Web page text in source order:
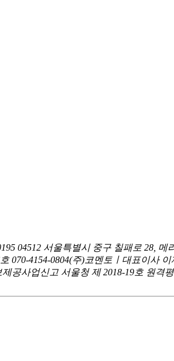
04512 서울특별시 중구 칠패로 28, 메
070-4154-0804(주)코멘토ㅣ대표이사 이
제공사업신고 서울청 제 2018-19호 원격